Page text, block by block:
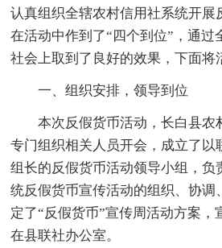
认真组织全辖农村信用社系统开展
在活动中作到了“四个到位”，通过
社会上取到了良好的效果，下面将
一、组织安排，领导到位
本次反假货币活动，长白县农
专门组织相关人员开会，成立了以
组长的反假货币活动领导小组，负
统反假货币宣传活动的组织、协调
定了“反假货币”宣传周活动方案，
在县联社办公室。